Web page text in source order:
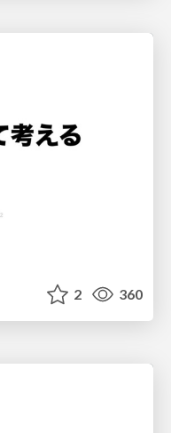
2 360